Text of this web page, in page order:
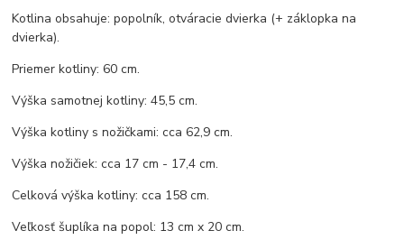
Kotlina obsahuje: popolník, otváracie dvierka (+ záklopka na
dvierka).
Priemer kotliny: 60 cm.
Výška samotnej kotliny: 45,5 cm.
Výška kotliny s nožičkami: cca 62,9 cm.
Výška nožičiek: cca 17 cm - 17,4 cm.
Celková výška kotliny: cca 158 cm.
Veľkosť šuplíka na popol: 13 cm x 20 cm.